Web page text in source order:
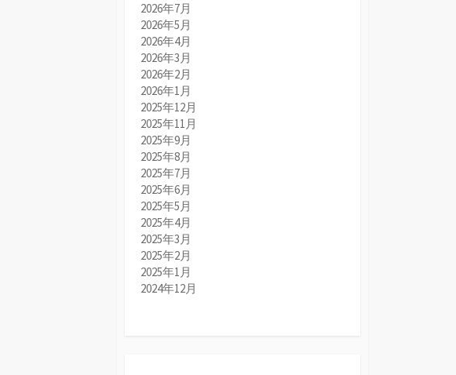
2026年7月
2026年5月
2026年4月
2026年3月
2026年2月
2026年1月
2025年12月
2025年11月
2025年9月
2025年8月
2025年7月
2025年6月
2025年5月
2025年4月
2025年3月
2025年2月
2025年1月
2024年12月